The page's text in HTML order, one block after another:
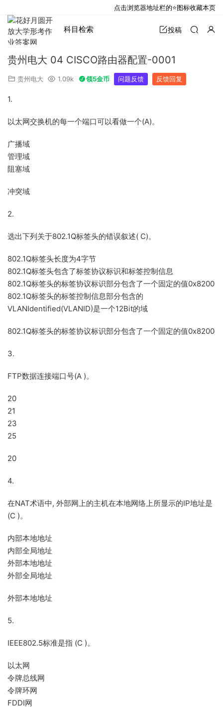
科目检索 投稿
贵州电大 04 CISCO路由器配置-0001
贵州电大 1.09k 领5金币 问题反馈 反馈回复
1.
以太网交换机的每一个端口可以看做一个(A)。
广播域
管理域
阻塞域
冲突域
2.
选出下列关于802.1Q标签头的错误叙述( C)。
802.1Q标签头长度为4字节
802.1Q标签头包含了标签协议标识和标签控制信息
802.1Q标签头的标签协议标识部分包含了一个固定的值0x8200
802.1Q标签头的标签控制信息部分包含的
VLANIdentified(VLANID)是一个12Bit的域
802.1Q标签头的标签协议标识部分包含了一个固定的值0x8200
3.
FTP数据连接端口号(A )。
20
21
23
25
20
4.
在NAT术语中, 外部网上的主机在本地网络上所显示的IP地址是
(C )。
内部本地地址
内部全局地址
外部本地地址
外部全局地址
外部本地地址
5.
IEEE802.5标准是指 (C )。
以太网
令牌总线网
令牌环网
FDDI网
点击浏览器地址栏的⭐图标收藏本页